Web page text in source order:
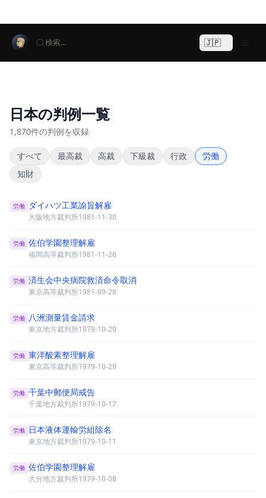
検索... 🇯🇵
日本の判例一覧
1,870件の判例を収録
すべて 最高裁 高裁 下級裁 行政
労働
知財
労働 ダイハツ工業諭旨解雇
大阪地方裁判所1981-11-30
労働 佐伯学園整理解雇
福岡高等裁判所1981-11-26
労働 済生会中央病院救済命令取消
東京高等裁判所1981-09-28
労働 八洲測量賃金請求
東京地方裁判所1979-10-29
労働 東洋酸素整理解雇
東京高等裁判所1979-10-29
労働 千葉中郵便局戒告
千葉地方裁判所1979-10-17
労働 日本液体運輸労組除名
東京地方裁判所1979-10-11
労働 佐伯学園整理解雇
大分地方裁判所1979-10-08